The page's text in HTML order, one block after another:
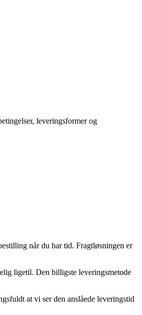
leveringsformer og
når du har tid. Fragtløsningen er
ligetil. Den billigste leveringsmetode
at vi ser den anslåede leveringstid